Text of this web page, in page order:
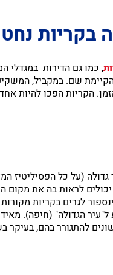
בקריות
, כמו גם הדירות במגדלי
שם. במקביל,
הקריות הפכו להיות
גדולה (על כל הפסיליטיז
לראות בה את
לגרים בקריות
הגדולה" (חיפה).
להתגורר בהם, בעיקר